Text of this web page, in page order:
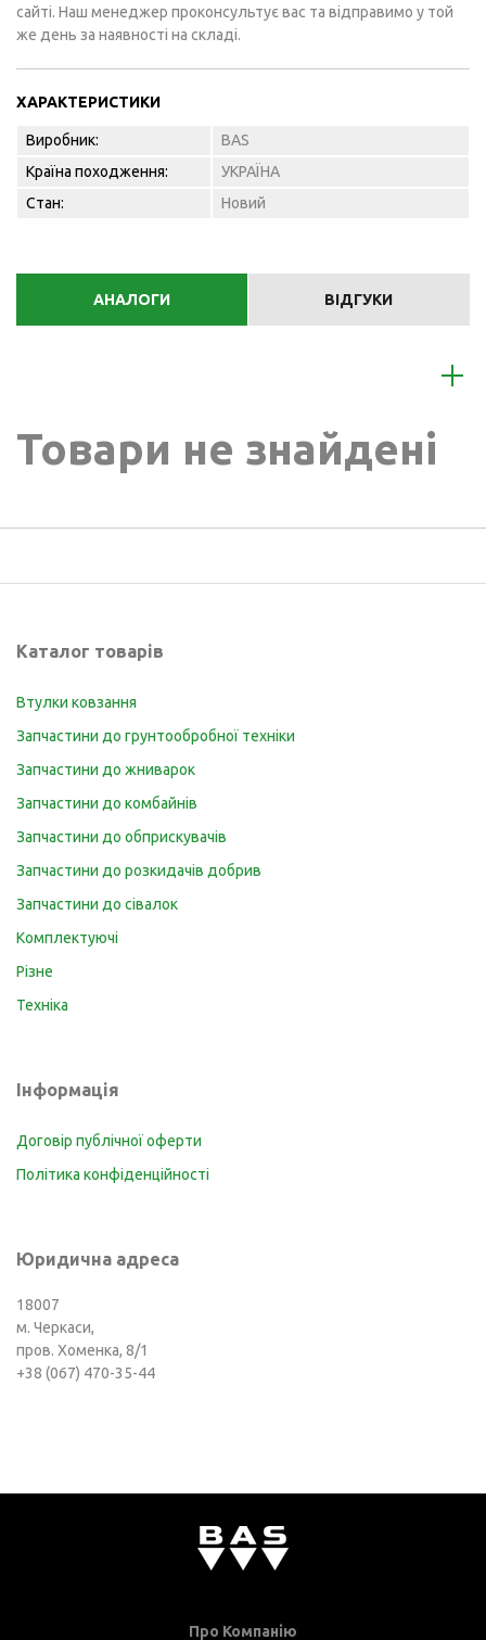
сайті. Наш менеджер проконсультує вас та відправимо у той
же день за наявності на складі.
ХАРАКТЕРИСТИКИ
Виробник:
BAS
Країна походження:
УКРАЇНА
Стан:
Новий
АНАЛОГИ ВІДГУКИ
Товари не знайдені
Каталог товарів
Втулки ковзання
Запчастини до грунтообробної техніки
Запчастини до жниварок
Запчастини до комбайнів
Запчастини до обприскувачів
Запчастини до розкидачів добрив
Запчастини до сівалок
Комплектуючі
Різне
Техніка
Інформація
Договір публічної оферти
Політика конфіденційності
Юридична адреса
18007
м. Черкаси,
пров. Хоменка, 8/1
+38 (067) 470-35-44
Про Компанію